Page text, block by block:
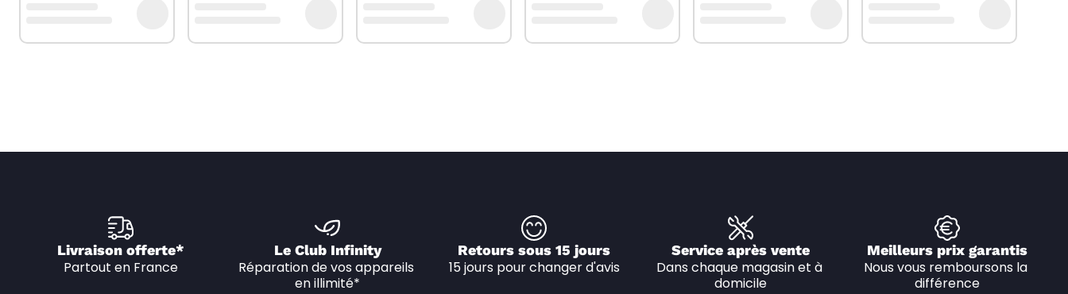
Livraison offerte*
Partout en France
Le Club Infinity
Réparation de vos appareils
en illimité*
Retours sous 15 jours
15 jours pour changer d'avis
Service après vente
Dans chaque magasin et à
domicile
Meilleurs prix garantis
Nous vous remboursons la
différence